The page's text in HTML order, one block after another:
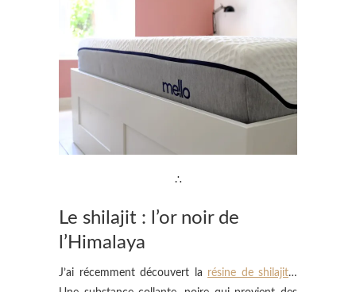
∴
Le shilajit : l’or noir de
l’Himalaya
J’ai récemment découvert la résine de shilajit…